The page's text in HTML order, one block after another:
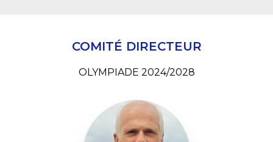
COMITÉ DIRECTEUR
OLYMPIADE 2024/2028